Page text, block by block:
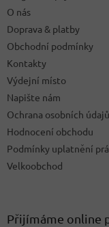
O nás
Doprava & platby
Obchodní podmínky
Kontakty
Výdejní místo
Napište nám
Ochrana osobních
Hodnocení obchodu
Podmínky uplatnění
Velkoobchod
Přijímáme online